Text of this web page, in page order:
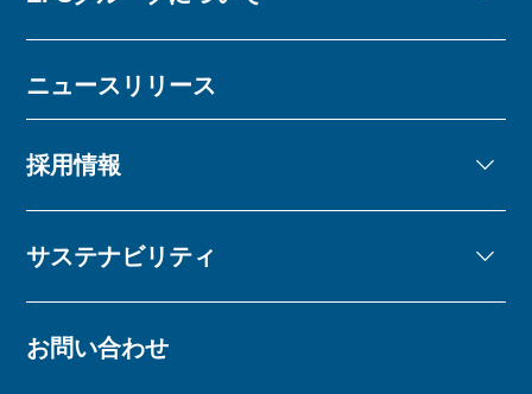
ニュースリリース
採用情報
サステナビリティ
お問い合わせ